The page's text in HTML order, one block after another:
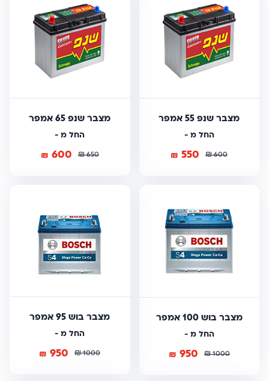
מצבר שנפ 55 אמפר
החל מ -
600
₪
550
₪
מצבר שנפ 65 אמפר
החל מ -
650
₪
600
₪
מצבר בוש 100 אמפר
החל מ -
1000
₪
950
₪
מצבר בוש 95 אמפר
החל מ -
1000
₪
950
₪